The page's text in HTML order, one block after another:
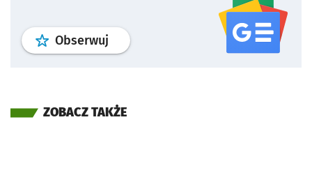
Obserwuj profil serwisu
ZOBACZ TAKŻE